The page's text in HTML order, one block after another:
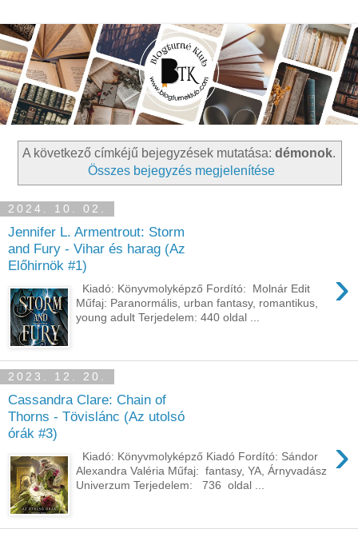
A következő címkéjű bejegyzések mutatása: démonok.
Összes bejegyzés megjelenítése
2024. 10. 02.
Jennifer L. Armentrout: Storm
and Fury - Vihar és harag (Az
Előhirnök #1)
›
Kiadó: Könyvmolyképző Fordító: Molnár Edit
Műfaj: Paranormális, urban fantasy, romantikus,
young adult Terjedelem: 440 oldal ...
2023. 12. 20.
Cassandra Clare: Chain of
Thorns - Tövislánc (Az utolsó
órák #3)
›
Kiadó: Könyvmolyképző Kiadó Fordító: Sándor
Alexandra Valéria Műfaj: fantasy, YA, Árnyvadász
Univerzum Terjedelem: 736 oldal ...